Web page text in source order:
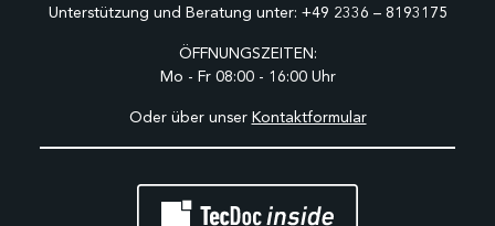
Unterstützung und Beratung unter: +49 2336 – 8193175
ÖFFNUNGSZEITEN:
Mo - Fr 08:00 - 16:00 Uhr
Oder über unser Kontaktformular